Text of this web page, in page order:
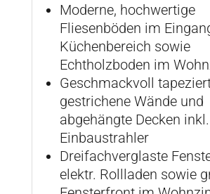
Moderne, hochwertige
Fliesenböden im
Küchenbereich sowie
Echtholzboden im
Geschmackvoll
gestrichene Wände und
abgehängte Decken inkl.
Einbaustrahler
Dreifachverglaste
elektr. Rollladen sowie